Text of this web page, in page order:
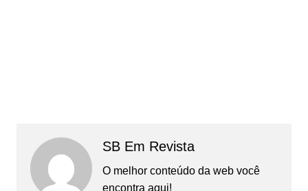
SB Em Revista
O melhor conteúdo da web você
encontra aqui!